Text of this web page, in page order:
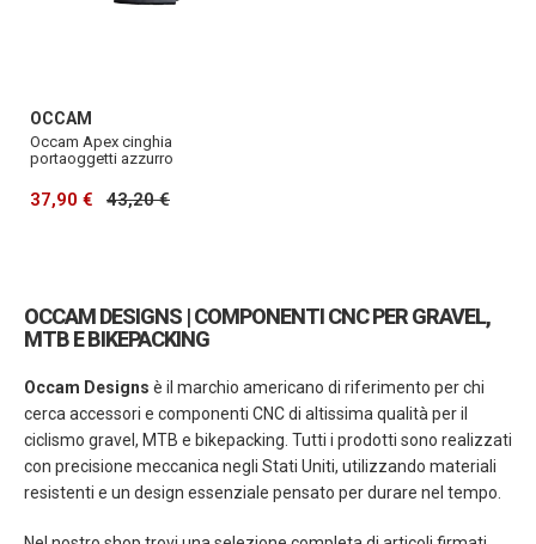
OCCAM
Occam Apex cinghia
portaoggetti azzurro
37,90 € 43,20 €
OCCAM DESIGNS | COMPONENTI CNC PER GRAVEL,
MTB E BIKEPACKING
Occam Designs è il marchio americano di riferimento per chi
cerca accessori e componenti CNC di altissima qualità per il
ciclismo gravel, MTB e bikepacking. Tutti i prodotti sono realizzati
con precisione meccanica negli Stati Uniti, utilizzando materiali
resistenti e un design essenziale pensato per durare nel tempo.